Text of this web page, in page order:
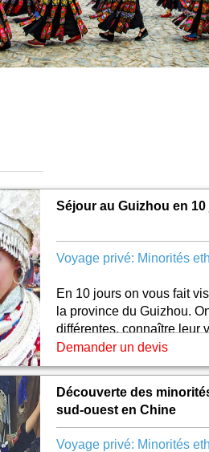
Séjour au Guizhou en
Voyage privé: Minorités
En 10 jours on vous fait
la province du Guizhou.
différentes, connaître leur
voir des paysages naturels.
Demander un devis
Découverte des
sud-ouest en Chine
Voyage privé: Minorités